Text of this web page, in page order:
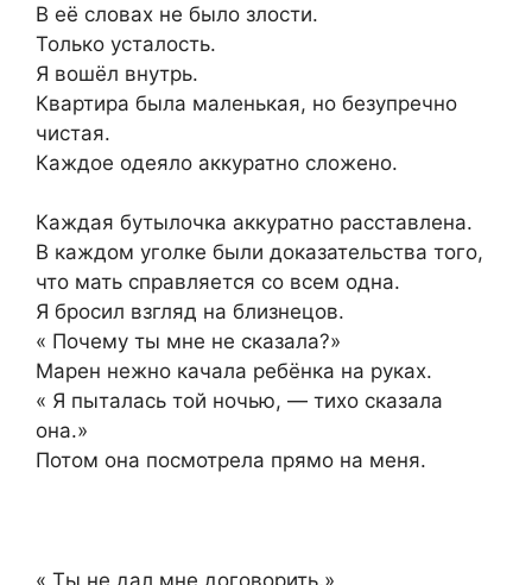
В её словах не было злости.
Только усталость.
Я вошёл внутрь.
Квартира была маленькая, но безупречно
чистая.
Каждое одеяло аккуратно сложено.
Каждая бутылочка аккуратно расставлена.
В каждом уголке были доказательства того,
что мать справляется со всем одна.
Я бросил взгляд на близнецов.
« Почему ты мне не сказала?»
Марен нежно качала ребёнка на руках.
« Я пыталась той ночью, — тихо сказала
она.»
Потом она посмотрела прямо на меня.